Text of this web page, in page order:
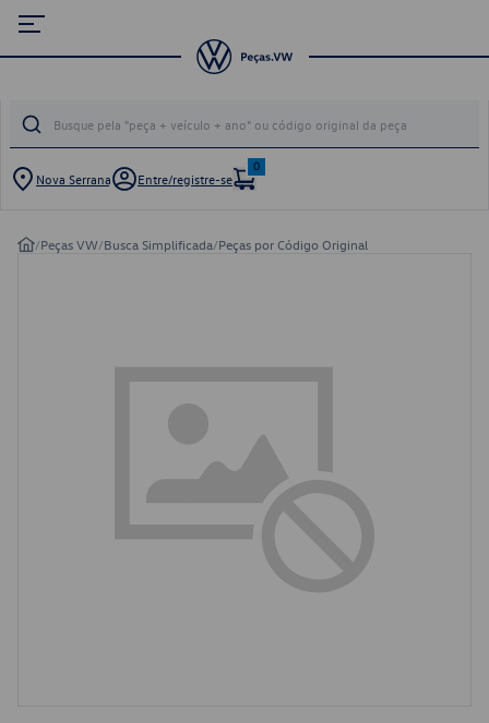
Nova Serrana Entre/registre-se
0
/Peças VW/Busca Simplificada/Peças por Código Original